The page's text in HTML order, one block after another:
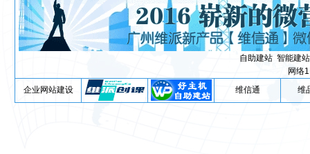
自助建站 智能建站
网络
企业网站建设
维信通 维